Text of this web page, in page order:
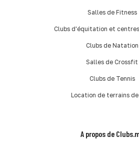
Salles de Fitness
Clubs d'équitation et
Clubs de Natation
Salles de Crossfit
Clubs de Tennis
Location de terrains
A propos de